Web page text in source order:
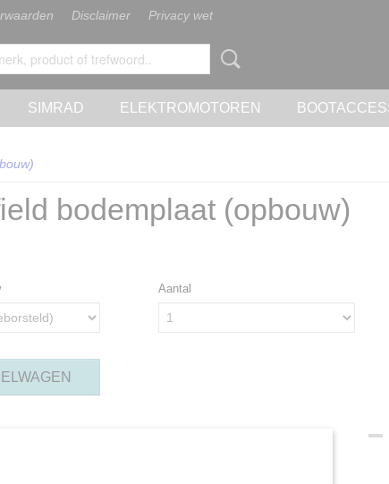
Disclaimer Privacy wet
SIMRAD ELEKTROMOTOREN
bodemplaat (opbouw)
Aantal